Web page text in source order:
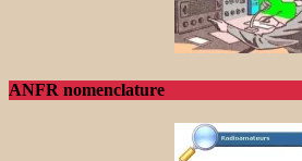
ANFR nomenclature